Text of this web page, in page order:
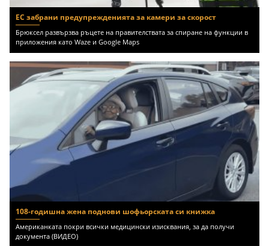
ЕС забрани предупрежденията за камери за скорост
Брюксел развързва ръцете на правителствата за спиране на функции в
приложения като Waze и Google Maps
108-годишна жена поднови шофьорската си книжка
Американката покри всички медицински изисквания, за да получи
документа (ВИДЕО)